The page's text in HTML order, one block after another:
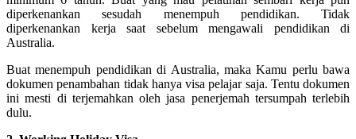
diperkenankan sesudah menempuh pendidikan. Tidak
diperkenankan kerja saat sebelum mengawali pendidikan di
Australia.
Buat menempuh pendidikan di Australia, maka Kamu perlu bawa
dokumen penambahan tidak hanya visa pelajar saja. Tentu dokumen
ini mesti di terjemahkan oleh jasa penerjemah tersumpah terlebih
dulu.